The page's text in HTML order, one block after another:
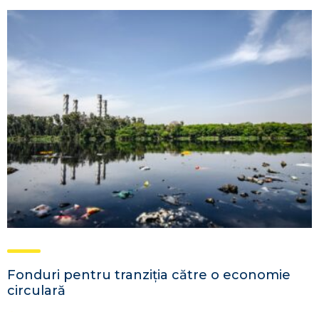
Fonduri pentru tranziția către o economie
circulară